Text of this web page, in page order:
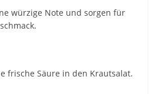
würzige Note undsorgenfür
frischeSäure inden Krautsalat.